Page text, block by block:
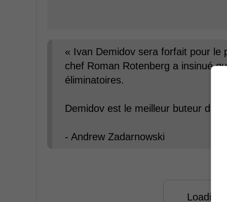
« Ivan Demidov sera forfait pour le
chef Roman Rotenberg a insinué
éliminatoires.
Demidov est le meilleur buteur du
- Andrew Zadarnowski
Loading